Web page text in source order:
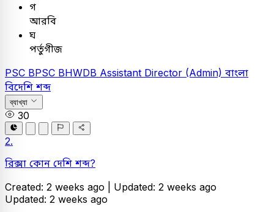
গ
আরবি
ঘ
পর্তুগীজ
PSC BPSC BHWDB Assistant Director (Admin) বাংলা
বিদেশি শব্দ
ব্যাখ্যা
30
2.
রিক্সা কোন দেশি শব্দ?
Created: 2 weeks ago | Updated: 2 weeks ago
Updated: 2 weeks ago